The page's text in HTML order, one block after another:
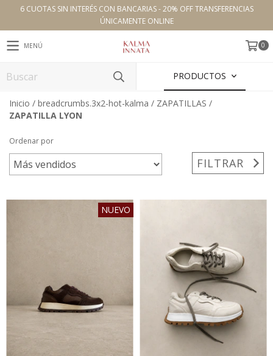
6 CUOTAS SIN INTERÉS CON BANCARIAS - 20% OFF TRANSFERENCIAS
ÚNICAMENTE ONLINE
MENÚ 0
PRODUCTOS
Inicio / breadcrumbs.3x2-hot-kalma / ZAPATILLAS /
ZAPATILLA LYON
Ordenar por
FILTRAR
NUEVO